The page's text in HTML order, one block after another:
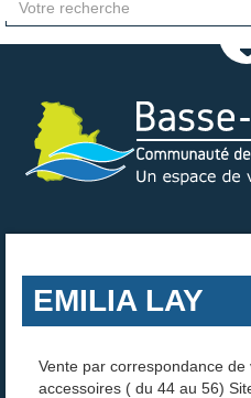
En poursuivant votre navigation, vous
statistiques et de personnalisation.
EMILIA LAY
Vente par correspondance
accessoires ( du 44 au 56)